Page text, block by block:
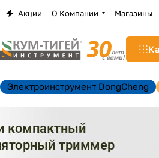
Акции О Компании Магазины
Электроинструмент DongCheng